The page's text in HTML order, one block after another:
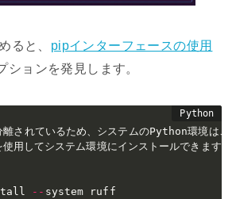
ると、 pipインターフェースの使用
ションを発見します。
用してシステム環境にインストールできます。
- - system ruff